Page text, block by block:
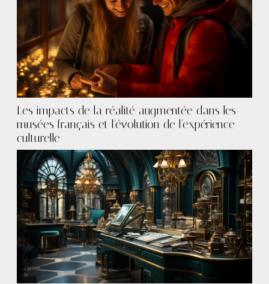
Les impacts de la réalité augmentée dans les
musées français et l'évolution de l'expérience
culturelle